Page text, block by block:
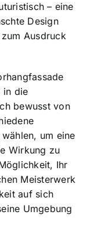
– eine
Design
Ausdruck
in die
bewusst von
um eine
Wirkung zu
Ihr
Meisterwerk
auf sich
Umgebung